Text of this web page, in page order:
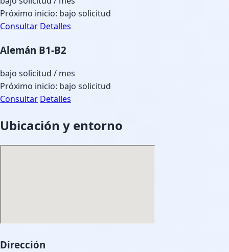
Próximo inicio: bajo solicitud
Consultar Detalles
Alemán B1-B2
bajo solicitud / mes
Próximo inicio: bajo solicitud
Consultar Detalles
Ubicación y entorno
Dirección